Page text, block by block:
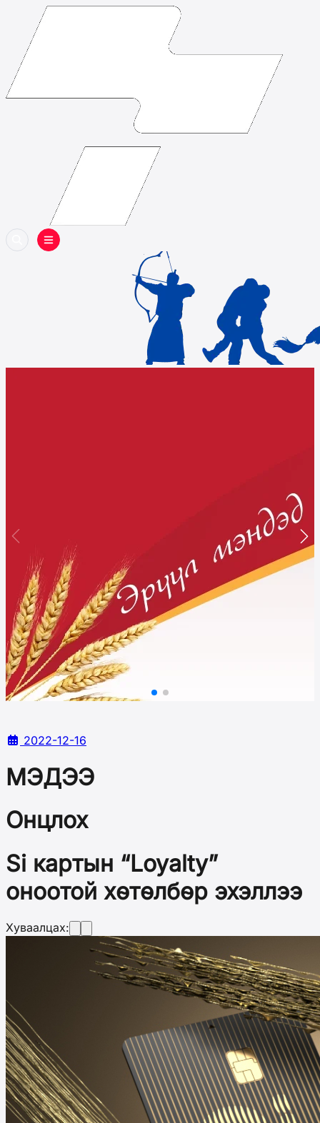
2022-12-16
МЭДЭЭ
Онцлох
Si картын “Loyalty”
оноотой хөтөлбөр эхэллээ
Хуваалцах: